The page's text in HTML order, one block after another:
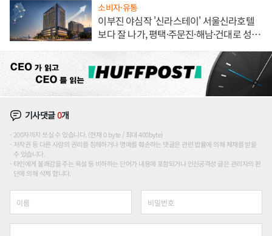
소비자·유통
이부진 야심작 '신라스테이' 서울신라호텔
보다 잘 나가, 평택·주문진·해남·건대로 성
기사댓글0개
200자까지 쓰실 수 있습니다. (현재 0 byte / 최대 400byte)
저작권 등 다른 사람의 권리를 침해하거나 명예를 훼손하는 댓글은 관련 법률에 의해 제재를 받을
수 있습니다.
타인에게 불쾌감을 주는 욕설 등 비하하는 단어가 내용에 포함되거나 인신공격성 글은 관리자의 판
단에 의해 삭제 합니다.